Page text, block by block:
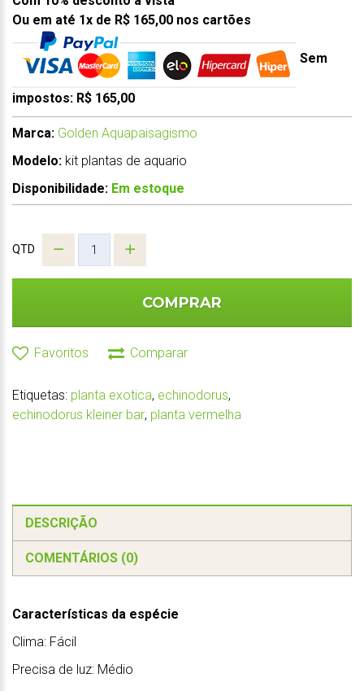
Ou em até 1x de R$ 165,00 nos cartões
Sem
impostos: R$ 165,00
Marca: Golden Aquapaisagismo
Modelo: kit plantas de aquario
Disponibilidade: Em estoque
QTD
COMPRAR
Favoritos Comparar
Etiquetas: planta exotica, echinodorus,
echinodorus kleiner bar, planta vermelha
DESCRIÇÃO
COMENTÁRIOS (0)
Características da espécie
Clima: Fácil
Precisa de luz: Médio